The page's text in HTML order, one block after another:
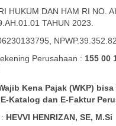
HUKUM DAN HAM RI NO.
TAHUN 2023.
Perusahaan : 155 00
Kena Pajak (WKP)
Katalog dan E-Faktur
HEVVI HENRIZAN, SE, M.Si